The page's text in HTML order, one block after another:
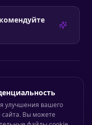
K · Denmark
улучшения вашего
сайта. Вы можете